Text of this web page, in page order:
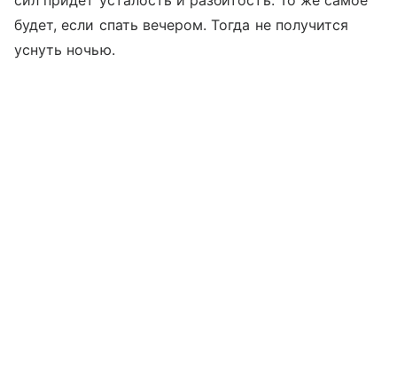
будет, если спать вечером. Тогда не получится
уснуть ночью.